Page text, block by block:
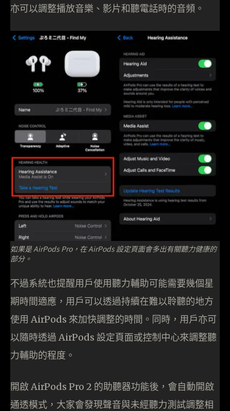
亦可以調整播放音樂、影片和聽電話時的音頻。
如果是 AirPods Pro，在 AirPods 設定頁面會多出有關聽力健康的
部分。
不過系統也提醒用戶使用聽力輔助可能需要幾個星
期時間適應，用戶可以透過持續在難以聆聽的地方
使用 AirPods 來加快調整的時間。同時，用戶亦可
以隨時透過 AirPods 設定頁面或控制中心來調整聽
力輔助的程度。
開啟 AirPods Pro 2 的助聽器功能後，會自動開啟
通透模式，大家會發現聲音與未經聽力測試調整相